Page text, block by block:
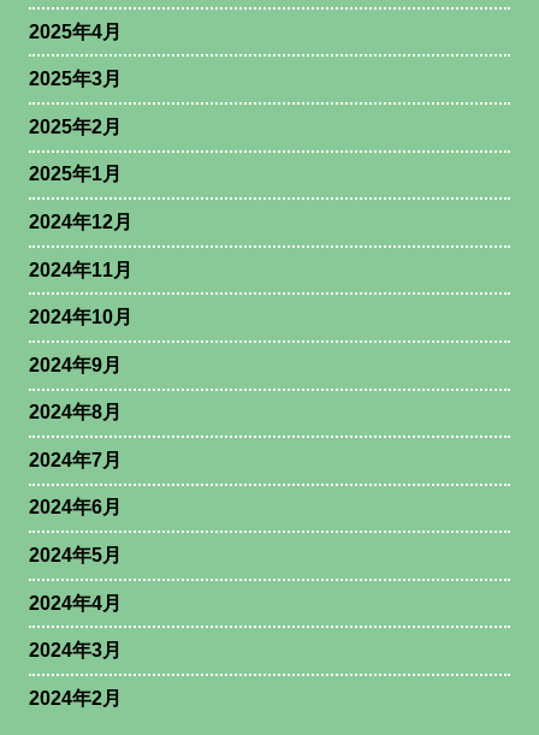
2025年4月
2025年3月
2025年2月
2025年1月
2024年12月
2024年11月
2024年10月
2024年9月
2024年8月
2024年7月
2024年6月
2024年5月
2024年4月
2024年3月
2024年2月